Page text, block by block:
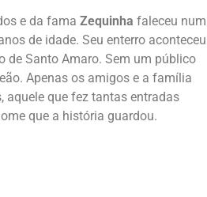
e da fama Zequinha faleceu num
de idade. Seu enterro aconteceu
de Santo Amaro. Sem um público
Apenas os amigos e a família
que fez tantas entradas
que a história guardou.